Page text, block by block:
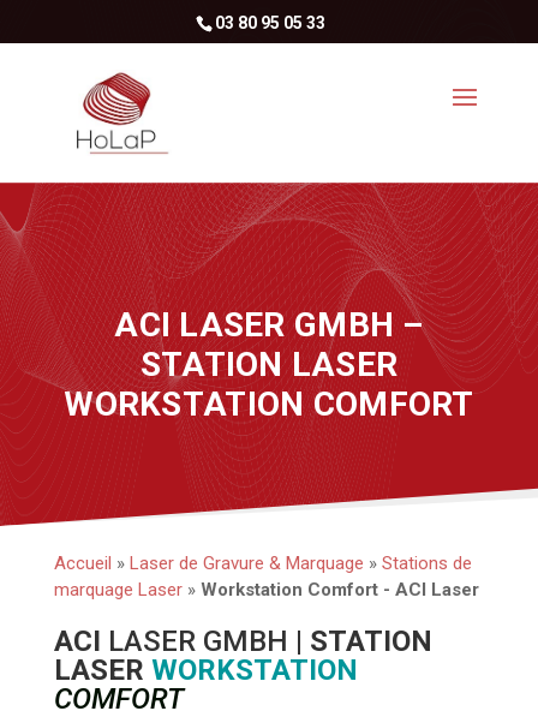
03 80 95 05 33
ACI LASER GMBH –
STATION LASER
WORKSTATION COMFORT
Accueil » Laser de Gravure & Marquage » Stations de
marquage Laser» Workstation Comfort - ACI Laser
ACI LASER GMBH | STATION
LASER WORKSTATION
COMFORT